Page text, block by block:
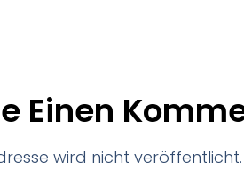
Einen
wird nicht veröffentlicht.